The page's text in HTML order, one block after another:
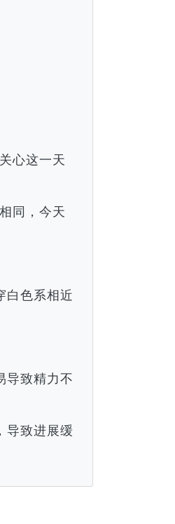
心这一天
同，今天
白色系相近
导致精力不
导致进展缓